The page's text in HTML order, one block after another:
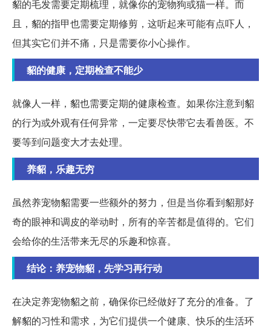
貂的毛发需要定期梳理，就像你的宠物狗或猫一样。而
且，貂的指甲也需要定期修剪，这听起来可能有点吓人，
但其实它们并不痛，只是需要你小心操作。
貂的健康，定期检查不能少
就像人一样，貂也需要定期的健康检查。如果你注意到貂
的行为或外观有任何异常，一定要尽快带它去看兽医。不
要等到问题变大才去处理。
养貂，乐趣无穷
虽然养宠物貂需要一些额外的努力，但是当你看到貂那好
奇的眼神和调皮的举动时，所有的辛苦都是值得的。它们
会给你的生活带来无尽的乐趣和惊喜。
结论：养宠物貂，先学习再行动
在决定养宠物貂之前，确保你已经做好了充分的准备。了
解貂的习性和需求，为它们提供一个健康、快乐的生活环